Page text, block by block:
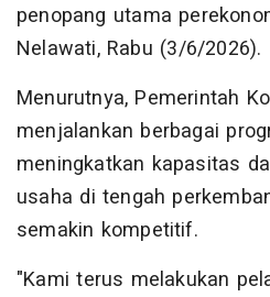
penopang utama
Nelawati, Rabu (3/6/2026).
Menurutnya, Pemerintah
menjalankan berbagai
meningkatkan kapasitas
usaha di tengah
semakin kompetitif.
"Kami terus melakukan